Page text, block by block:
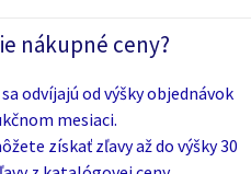
nákupné ceny?
odvíjajú od výšky objednávok
mesiaci.
získať zľavy až do výšky 30